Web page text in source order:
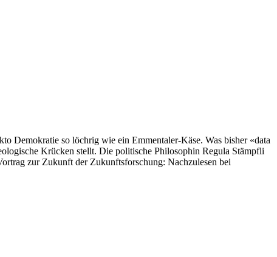
Demokratie so löchrig wie ein Emmentaler-Käse. Was bisher «data
Krücken stellt. Die politische Philosophin Regula Stämpfli
zur Zukunft der Zukunftsforschung: Nachzulesen bei